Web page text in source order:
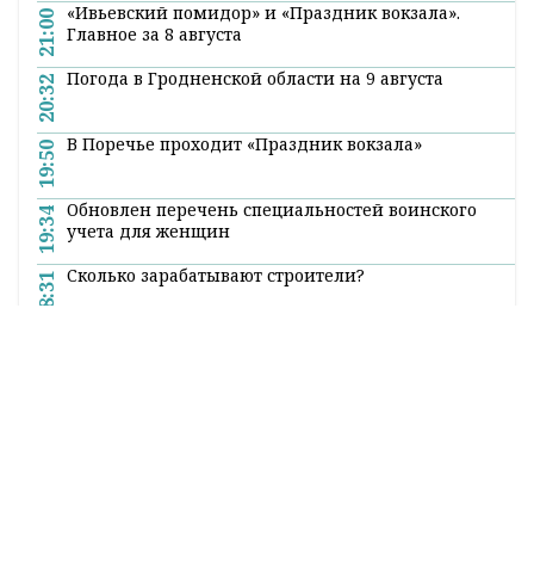
21:00
«Ивьевский помидор» и «Праздник вокзала».
Главное за 8 августа
20:32 Погода в Гродненской области на 9 августа
19:50 В Поречье проходит «Праздник вокзала»
19:34 Обновлен перечень специальностей воинского
учета для женщин
18:31 Сколько зарабатывают строители?